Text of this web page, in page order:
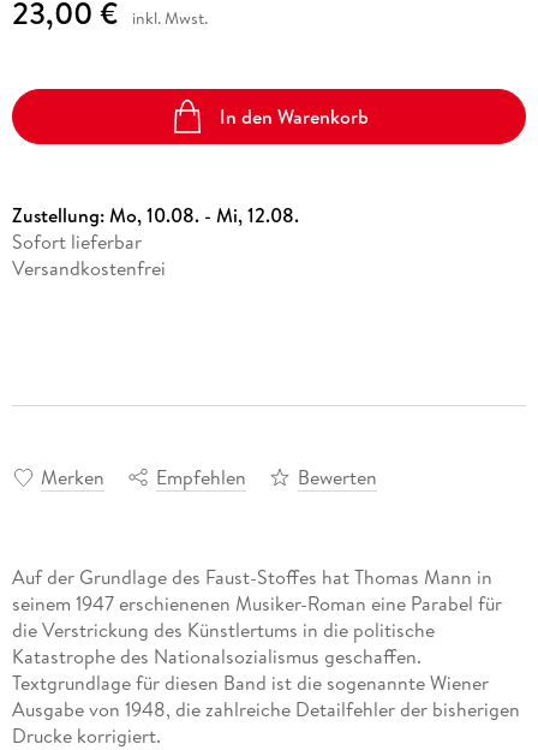
23,00 € inkl. Mwst.
In den Warenkorb
Zustellung:Mo, 10.08. - Mi, 12.08.
Sofort lieferbar
Versandkostenfrei
Merken Empfehlen Bewerten
Auf der Grundlage des Faust-Stoffes hat Thomas Mann in
seinem 1947 erschienenen Musiker-Roman eine Parabel für
die Verstrickung des Künstlertums in die politische
Katastrophe des Nationalsozialismus geschaffen.
Textgrundlage für diesen Band ist die sogenannte Wiener
Ausgabe von 1948, die zahlreiche Detailfehler der bisherigen
Drucke korrigiert.